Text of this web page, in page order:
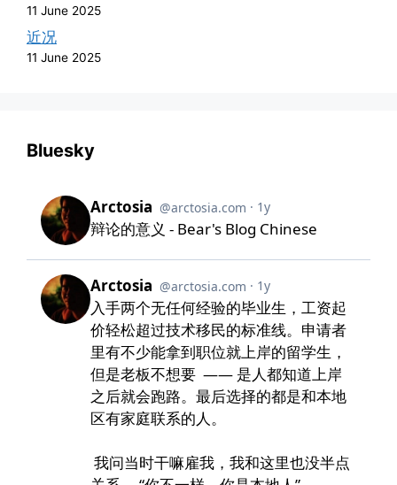
11 June 2025
近况
11 June 2025
Bluesky